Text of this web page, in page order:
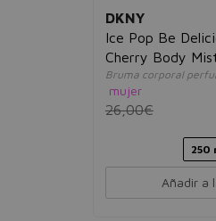
DKNY
Ice Pop Be
Cherry Body
Bruma corporal
mujer
26,00€
250
Añadir a